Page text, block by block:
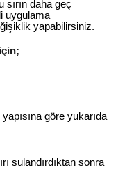
sırın daha geç
uygulama
yapabilirsiniz.
göre yukarıda
sulandırdıktan sonra